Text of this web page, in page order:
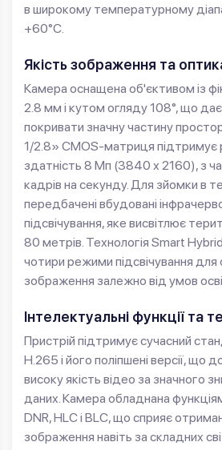
в широкому температурному
+60°C.
Якість зображення та
Камера оснащена об'єктивом із
2.8 мм і кутом огляду 108°, що
покривати значну частину
1/2.8» CMOS-матриця підтримує
здатність 8 Мп (3840 х 2160), з
кадрів на секунду. Для зйомки в
передбачені вбудовані
підсвічування, яке висвітлює
80 метрів. Технологія Smart
чотири режими підсвічування для
зображення залежно від умов
Інтелектуальні функції та
Пристрій підтримує сучасний
H.265 і його поліпшені версії, що
високу якість відео за значного
даних. Камера обладнана
DNR, HLC і BLC, що сприяє
зображення навіть за складних